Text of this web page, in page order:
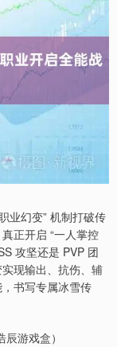
业幻变” 机制打破传
正开启 “一人掌控
攻坚还是 PVP 团
现输出、抗伤、辅
书写专属冰雪传
游戏盒）